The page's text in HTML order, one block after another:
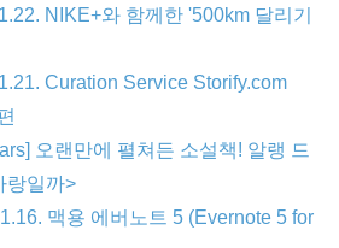
NIKE+와 함께한 '500km 달리기
Curation Service Storify.com
오랜만에 펼쳐든 소설책! 알랭 드
랑일까>
맥용 에버노트 5 (Evernote 5 for